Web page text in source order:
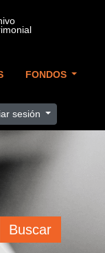
FONDOS
sesión
Buscar